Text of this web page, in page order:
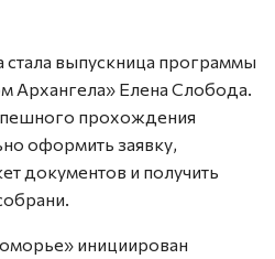
выпускница программы
Елена Слобода.
прохождения
оформить заявку,
документов и получить
инициирован